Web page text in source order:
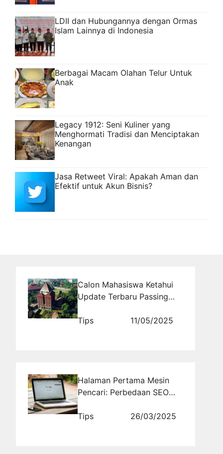
LDII dan Hubungannya dengan Ormas
Islam Lainnya di Indonesia
Berbagai Macam Olahan Telur Untuk
Anak
Legacy 1912: Seni Kuliner yang
Menghormati Tradisi dan Menciptakan
Kenangan
Jasa Retweet Viral: Apakah Aman dan
Efektif untuk Akun Bisnis?
Calon Mahasiswa Ketahui
Update Terbaru Passing
Semua Jurusan
Tips 11/05/2025
Halaman Pertama Mesin
Pencari: Perbedaan SEO
dalam Meningkatkan
Tips 26/03/2025